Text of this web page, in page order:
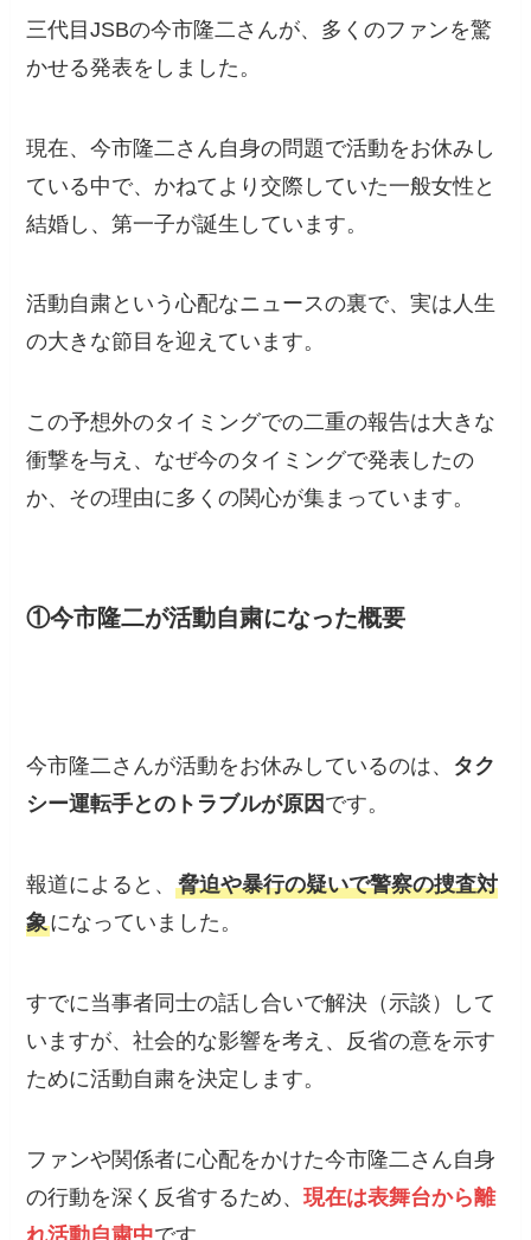
三代目JSBの今市隆二さんが、多くのファンを驚
かせる発表をしました。
現在、今市隆二さん自身の問題で活動をお休みし
ている中で、かねてより交際していた一般女性と
結婚し、第一子が誕生しています。
活動自粛という心配なニュースの裏で、実は人生
の大きな節目を迎えています。
この予想外のタイミングでの二重の報告は大きな
衝撃を与え、なぜ今のタイミングで発表したの
か、その理由に多くの関心が集まっています。
①今市隆二が活動自粛になった概要
今市隆二さんが活動をお休みしているのは、 タク
シー運転手とのトラブルが原因 です。
報道によると、脅迫や暴行の疑いで警察の捜査対
象になっていました。
すでに当事者同士の話し合いで解決（示談）して
いますが、社会的な影響を考え、反省の意を示す
ために活動自粛を決定します。
ファンや関係者に心配をかけた今市隆二さん自身
の行動を深く反省するため、現在は表舞台から離
れ活動自粛中です。